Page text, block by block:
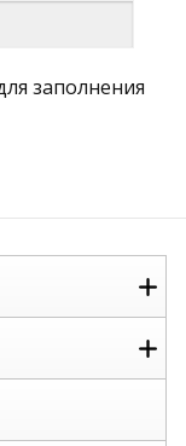
заполнения